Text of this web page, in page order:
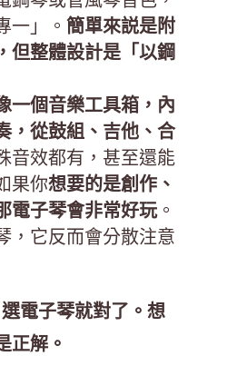
一」。 簡單來説是附
但整體設計是「以鋼
一個音樂工具箱，內
，從鼓組、吉他、合
音效都有，甚至還能
果你想要的是創作、
電子琴會非常好玩。
，它反而會分散注意
電子琴就對了。想
正解。